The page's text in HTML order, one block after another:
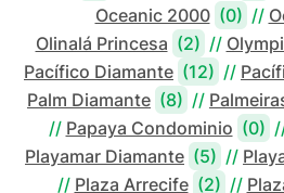
Oceanic 2000 (0) //
Olinalá Princesa (2) //
Pacífico Diamante (12) //
Palm Diamante (8) //
// Papaya Condominio (0)
Playamar Diamante (5) //
// Plaza Arrecife (2) //